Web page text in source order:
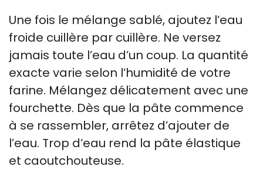
Une fois le mélange sablé, ajoutez l’eau
froide cuillère par cuillère. Ne versez
jamais toute l’eau d’un coup. La quantité
exacte varie selon l’humidité de votre
farine. Mélangez délicatement avec une
fourchette. Dès que la pâte commence
à se rassembler, arrêtez d’ajouter de
l’eau. Trop d’eau rend la pâte élastique
et caoutchouteuse.